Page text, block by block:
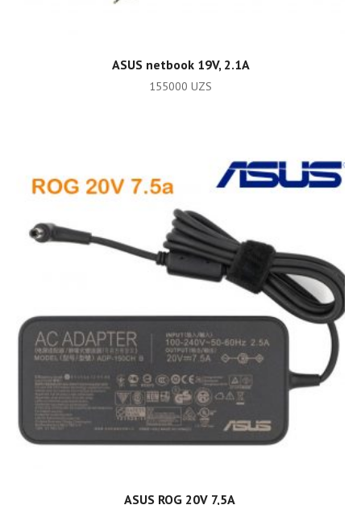
ADD TO CART
ASUS netbook 19V, 2.1A
155000 UZS
ADD TO CART
ASUS ROG 20V 7,5A